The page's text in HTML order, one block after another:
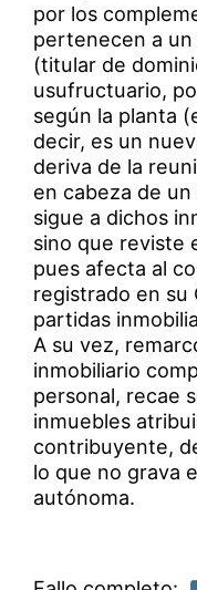
por los
pertenecen a
(titular de
usufructuario,
según la planta
decir, es un
deriva de la
en cabeza de
sigue a dichos
sino que reviste
pues afecta al
registrado en su
partidas
A su vez,
inmobiliario
personal, recae
inmuebles
contribuyente,
lo que no grava
autónoma.